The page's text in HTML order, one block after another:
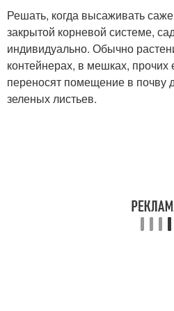
Решать, когда высаживать
закрытой корневой системе,
индивидуально. Обычно
контейнерах, в мешках, прочих
переносят помещение в почву
зеленых листьев.